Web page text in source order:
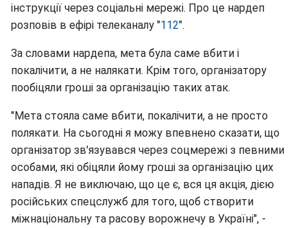
інструкції через соціальні мережі. Про це нардеп
розповів в ефірі телеканалу "112".
За словами нардепа, мета була саме вбити і
покалічити, а не налякати. Крім того, організатору
пообіцяли гроші за організацію таких атак.
"Мета стояла саме вбити, покалічити, а не просто
полякати. На сьогодні я можу впевнено сказати, що
організатор зв'язувався через соцмережі з певними
особами, які обіцяли йому гроші за організацію цих
нападів. Я не виключаю, що це є, вся ця акція, дією
російських спецслужб для того, щоб створити
міжнаціональну та расову ворожнечу в Україні", -